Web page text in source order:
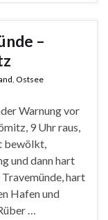
–
Ostsee
Warnung vor
9 Uhr raus,
bewölkt,
und dann hart
hart
Hafen und
…